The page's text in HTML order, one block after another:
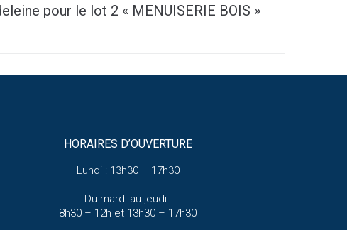
pour le lot 2 « MENUISERIE BOIS »
HORAIRES D’OUVERTURE
Lundi : 13h30 – 17h30
Du mardi au jeudi :
8h30 – 12h et 13h30 – 17h30